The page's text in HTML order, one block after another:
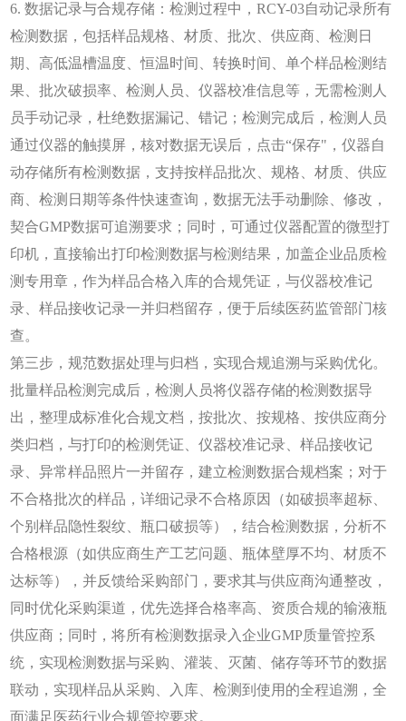
6. 数据记录与合规存储：检测过程中，RCY-03自动记录所有
检测数据，包括样品规格、材质、批次、供应商、检测日
期、高低温槽温度、恒温时间、转换时间、单个样品检测结
果、批次破损率、检测人员、仪器校准信息等，无需检测人
员手动记录，杜绝数据漏记、错记；检测完成后，检测人员
通过仪器的触摸屏，核对数据无误后，点击“保存"，仪器自
动存储所有检测数据，支持按样品批次、规格、材质、供应
商、检测日期等条件快速查询，数据无法手动删除、修改，
契合GMP数据可追溯要求；同时，可通过仪器配置的微型打
印机，直接输出打印检测数据与检测结果，加盖企业品质检
测专用章，作为样品合格入库的合规凭证，与仪器校准记
录、样品接收记录一并归档留存，便于后续医药监管部门核
查。
第三步，规范数据处理与归档，实现合规追溯与采购优化。
批量样品检测完成后，检测人员将仪器存储的检测数据导
出，整理成标准化合规文档，按批次、按规格、按供应商分
类归档，与打印的检测凭证、仪器校准记录、样品接收记
录、异常样品照片一并留存，建立检测数据合规档案；对于
不合格批次的样品，详细记录不合格原因（如破损率超标、
个别样品隐性裂纹、瓶口破损等），结合检测数据，分析不
合格根源（如供应商生产工艺问题、瓶体壁厚不均、材质不
达标等），并反馈给采购部门，要求其与供应商沟通整改，
同时优化采购渠道，优先选择合格率高、资质合规的输液瓶
供应商；同时，将所有检测数据录入企业GMP质量管控系
统，实现检测数据与采购、灌装、灭菌、储存等环节的数据
联动，实现样品从采购、入库、检测到使用的全程追溯，全
面满足医药行业合规管控要求。